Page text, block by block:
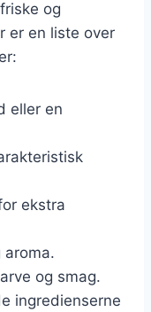
og
er en liste over
eller en
ekstra
aroma.
og smag.
ingredienserne